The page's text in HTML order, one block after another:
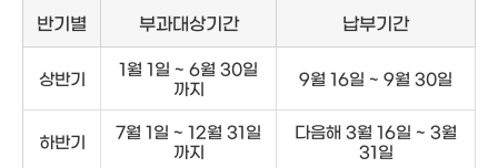
반기별 부과대상기간 납부기간
상반기
1월 1일 ~ 6월 30일
까지
9월 16일 ~ 9월 30일
하반기
7월 1일 ~ 12월 31일
까지
다음해 3월 16일 ~ 3월
31일